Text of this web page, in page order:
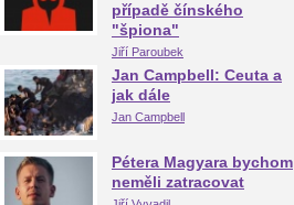
případě čínského
"špiona"
Jiří Paroubek
Jan Campbell: Ceuta a
jak dále
Jan Campbell
Pétera Magyara bychom
neměli zatracovat